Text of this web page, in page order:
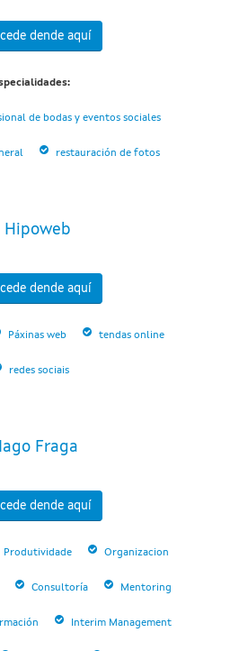
dende aquí
de bodas y eventos sociales
restauración de fotos
Hipoweb
dende aquí
Páxinas web tendas online
redes sociais
Iago Fraga
dende aquí
Produtividade Organizacion
Consultoría Mentoring
Interim Management